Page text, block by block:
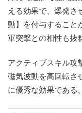
える効果で、爆発さ
動】を付与すること
軍突撃との相性も抜
アクティブスキル攻
磁気波動を高回転さ
に優秀な効果である。